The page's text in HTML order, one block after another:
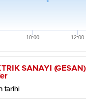
10:00 12:00
SANAYI
tarihi